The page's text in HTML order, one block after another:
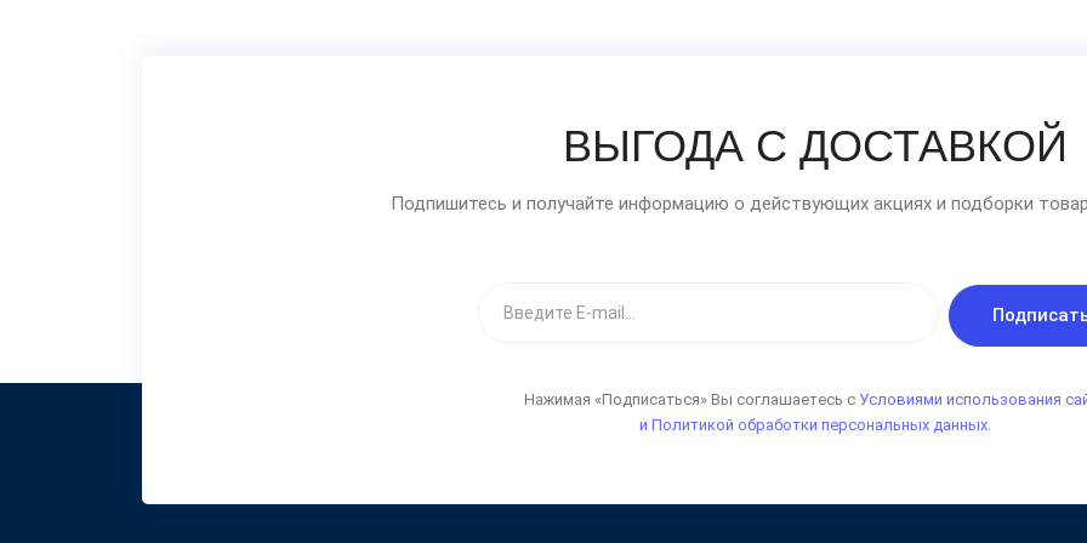
ВЫГОДА С ДОСТАВКОЙ
Подпишитесь и получайте информацию о действующих акциях и подборки
Нажимая «Подписаться» Вы соглашаетесь с Условиями использования
и Политикой обработки персональных данных.